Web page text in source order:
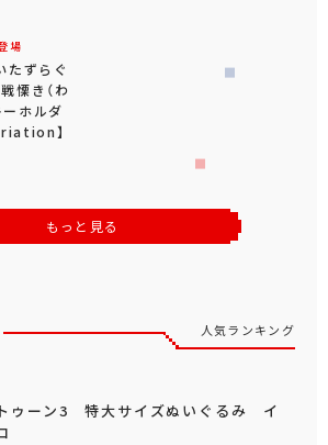
場
たずらぐ
慄き（わ
ーホルダ
】
もっと見る
人気ランキング
ゥーン3 特大サイズぬいぐるみ イ